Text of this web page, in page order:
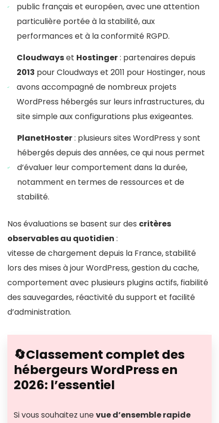
public français et européen, avec une attention
particulière portée à la stabilité, aux
performances et à la conformité RGPD.
Cloudwayset Hostinger: partenaires depuis
2013 pour Cloudways et 2011 pour Hostinger, nous
avons accompagné de nombreux projets
WordPress hébergés sur leurs infrastructures, du
site simple aux configurations plus exigeantes.
PlanetHoster: plusieurs sites WordPress y sont
hébergés depuis des années, ce qui nous permet
d’évaluer leur comportement dans la durée,
notamment en termes de ressources et de
stabilité.
Nos évaluations se basent sur des critères
observables au quotidien :
vitesse de chargement depuis la France, stabilité
lors des mises à jour WordPress, gestion du cache,
comportement avec plusieurs plugins actifs, fiabilité
des sauvegardes, réactivité du support et facilité
d’administration.
🔄Classement complet des
hébergeurs WordPress en
2026: l’essentiel
Si vous souhaitez unevue d’ensemble rapide